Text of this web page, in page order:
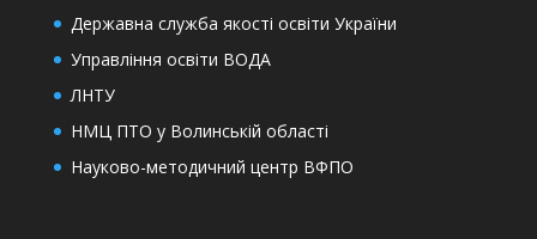
Державна служба якості освіти України
Управління освіти ВОДА
ЛНТУ
НМЦ ПТО у Волинській області
Науково-методичний центр ВФПО